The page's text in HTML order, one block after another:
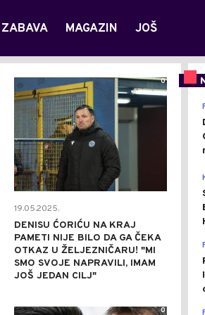
ZABAVA MAGAZIN JOŠ
19.05.2025.
DENISU ĆORIĆU NA KRAJ
PAMETI NIJE BILO DA GA ČEKA
OTKAZ U ŽELJEZNIČARU! "MI
SMO SVOJE NAPRAVILI, IMAM
JOŠ JEDAN CILJ"
0
0